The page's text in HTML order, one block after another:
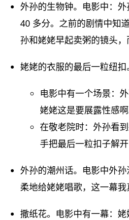
外孙的生物钟。电影中：
40 多分。之前的剧情中知
孙和姥姥早起卖粥的镜头
姥姥的衣服的最后一粒纽扣
电影中有一个场景：
姥姥这是要展露性感
在敬老院时：外孙看
手把最后一粒扣子解
外孙的潮州话。电影中外
柔地给姥姥唱歌，这一幕我
撒纸花。电影中有一幕：